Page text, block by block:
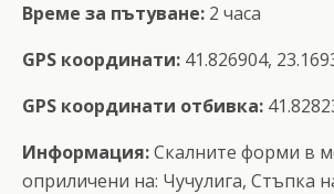
Време за пътуване: 2 часа
GPS координати: 41.826904,
GPS координати отбивка:
Информация:Скалните форми в
оприличени на: Чучулига, Стъпка